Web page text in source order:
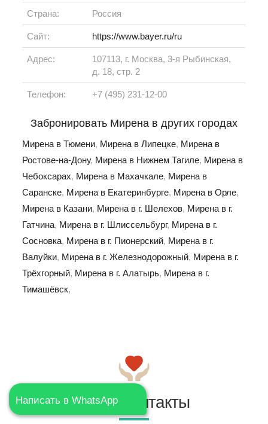
Страна: Россия
Сайт: https://www.bayer.ru/ru
Адрес:
107113, г. Москва, 3-я Рыбинская,
д. 18, стр. 2
Телефон: +7 (495) 231-12-00
Забронировать Мирена в других городах
Мирена в Тюмени, Мирена в Липецке, Мирена в
Ростове-на-Дону, Мирена в Нижнем Тагиле, Мирена в
Чебоксарах, Мирена в Махачкале, Мирена в
Саранске, Мирена в Екатеринбурге, Мирена в Орле,
Мирена в Казани, Мирена в г. Шелехов, Мирена в г.
Гатчина, Мирена в г. Шлиссельбург, Мирена в г.
Сосновка, Мирена в г. Пионерский, Мирена в г.
Валуйки, Мирена в г. Железнодорожный, Мирена в г.
Трёхгорный, Мирена в г. Алатырь, Мирена в г.
Тимашёвск,
Написать в WhatsAppНаши контакты